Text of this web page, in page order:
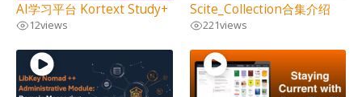
AI学习平台 Kortext Study+
12views
Scite_Collection合集介绍
221views